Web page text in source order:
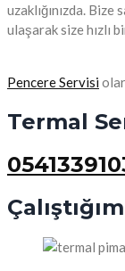
uzaklığınızda. Bize
ulaşarak size hızlı
Pencere Servisi
Termal